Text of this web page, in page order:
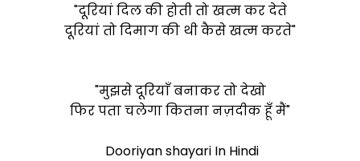
"दूरियां दिल की होती तो खत्म कर देते
दूरियां तो दिमाग की थी कैसे खत्म करते"
"मुझसे दूरियाँ बनाकर तो देखो
फिर पता चलेगा कितना नज़दीक हूँ मैं"
Dooriyan shayari In Hindi